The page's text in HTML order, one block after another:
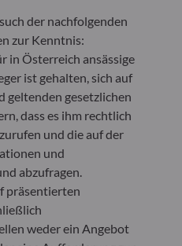
zusätzlich mindern.
(Sustainable
SFDR) ist ein
abzielt, das
transparent,
besser
keine
auf
der nachfolgenden
zur Kenntnis:
in Österreich ansässige
ist gehalten, sich auf
geltenden gesetzlichen
dass es ihm rechtlich
und die auf der
und
abzufragen.
präsentierten
weder ein Angebot